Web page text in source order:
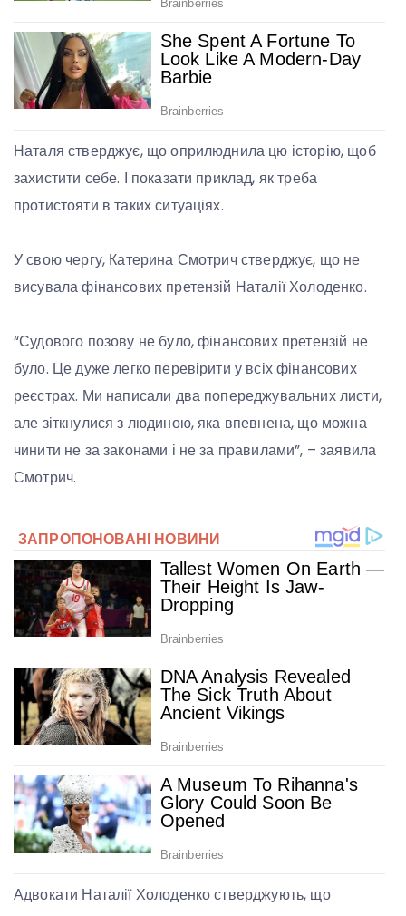
Наталя стверджує, що оприлюднила цю історію, щоб
захистити себе. І показати приклад, як треба
протистояти в таких ситуаціях.
У свою чергу, Катерина Смотрич стверджує, що не
висувала фінансових претензій Наталії Холоденко.
“Судового позову не було, фінансових претензій не
було. Це дуже легко перевірити у всіх фінансових
реєстрах. Ми написали два попереджувальних листи,
але зіткнулися з людиною, яка впевнена, що можна
чинити не за законами і не за правилами”, – заявила
Смотрич.
Адвокати Наталії Холоденко стверджують, що